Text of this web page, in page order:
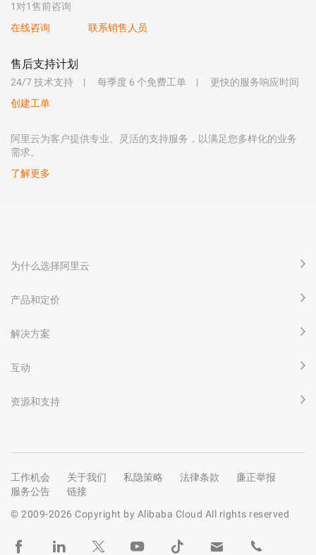
1对1售前咨询
在线咨询
联系销售人员
售后支持计划
24/7 技术支持 每季度 6 个免费工单
更快的服务响应时间
创建工单
阿里云为客户提供专业、灵活的支持服务，以满足您多样化的业务
需求。
了解更多
为什么选择阿里云
产品和定价
解决方案
互动
资源和支持
工作机会 关于我们 私隐策略 法律条款
廉正举报
服务公告
链接
© 2009-2026 Copyright by Alibaba Cloud All rights reserved